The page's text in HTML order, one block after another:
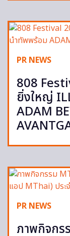
PR NEWS
808
ยิ่งใหญ่
ADAM
PR NEWS
ภาพกิจกร